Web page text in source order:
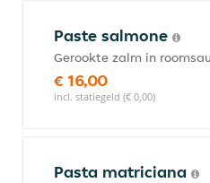
Paste salmone
Gerookte zalm in
€ 16,00
incl. statiegeld (€ 0,00)
Pasta matriciana